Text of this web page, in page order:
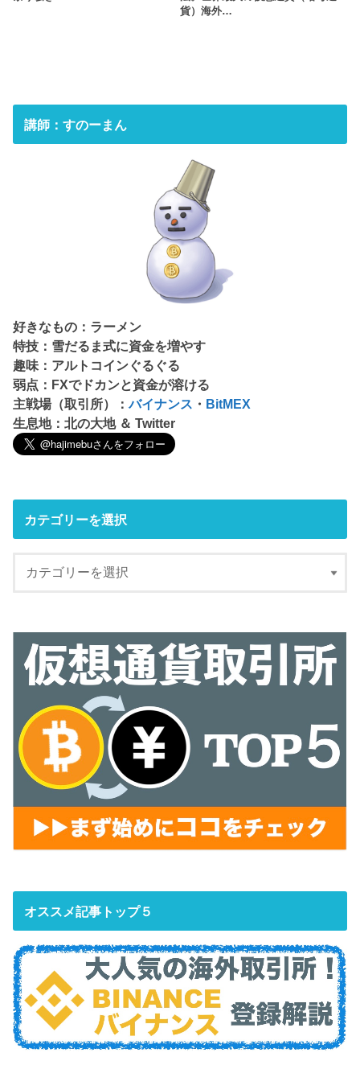
貨）海外…
講師：すのーまん
好きなもの：ラーメン
特技：雪だるま式に資金を増やす
趣味：アルトコインぐるぐる
弱点：FXでドカンと資金が溶ける
主戦場（取引所）：バイナンス ・ BitMEX
生息地：北の大地 ＆ Twitter
カテゴリーを選択
オススメ記事トップ５